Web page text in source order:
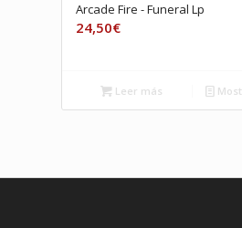
Arcade Fire ‎- Funeral Lp
24,50€
Leer más